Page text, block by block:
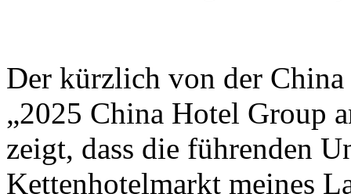
Der kürzlich von der
„2025 China Hotel Group
zeigt, dass die führenden
Kettenhotelmarkt meines